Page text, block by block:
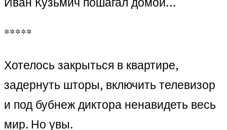
*****
Хотелось закрыться в квартире,
задернуть шторы, включить телевизор
и под бубнеж диктора ненавидеть весь
мир. Но увы.